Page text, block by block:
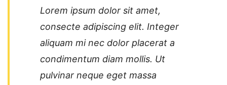
Lorem ipsum dolor sit amet,
consecte adipiscing elit. Integer
aliquam mi nec dolor placerat a
condimentum diam mollis. Ut
pulvinar neque eget massa